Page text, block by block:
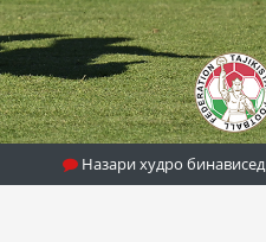
Назари худро бинависед